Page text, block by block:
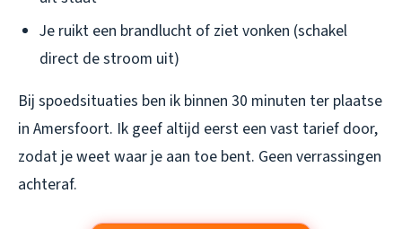
Je ruikt een brandlucht of ziet vonken (schakel
direct de stroom uit)
Bij spoedsituaties ben ik binnen 30 minuten ter plaatse
in Amersfoort. Ik geef altijd eerst een vast tarief door,
zodat je weet waar je aan toe bent. Geen verrassingen
achteraf.